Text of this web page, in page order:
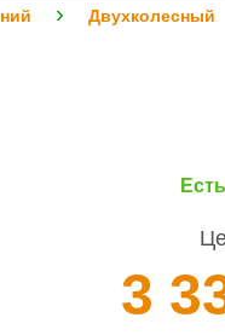
Двухколесный
3